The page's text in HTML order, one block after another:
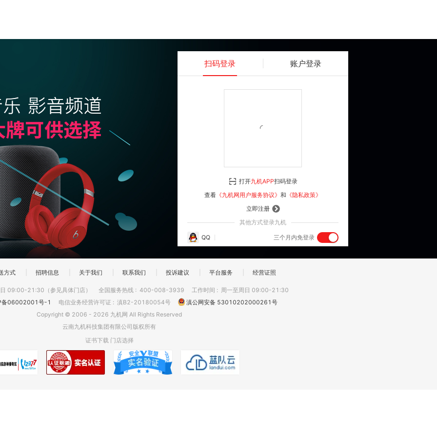
扫码登录 账户登录
登 录
立即注册
其他方式登录九机
QQ 三个月内免登录
打开九机APP扫码登录
查看 《九机网用户服务协议》 和 《隐私政策》
方式 招聘信息 关于我们 联系我们 投诉建议 平台服务 经营证照
09:00-21:30（参见具体门店） 全国服务热线 : 400-008-3939 工作时间 : 周一至周日 09:00-21:30
备06002001号-1
电信业务经营许可证 : 滇B2-20180054号
滇公网安备 53010202000261号
Copyright © 2006 - 2026 九机网 All Rights Reserved
云南九机科技集团有限公司版权所有
证书下载 门店选择